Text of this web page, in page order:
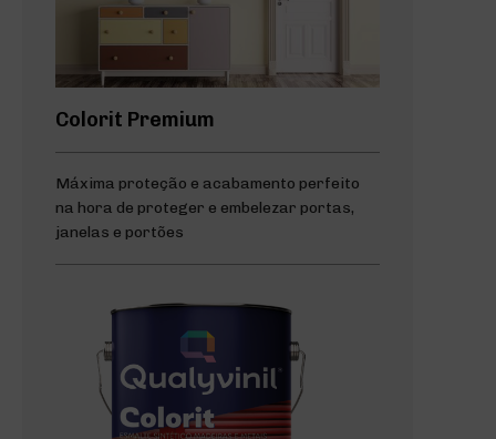
Colorit Premium
Máxima proteção e acabamento perfeito
na hora de proteger e embelezar portas,
janelas e portões